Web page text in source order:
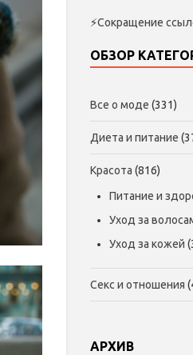
⚡Сокращение
ОБЗОР
Все о моде (331)
Диета и питание
Красота (816)
Питание и
Уход за
Уход за кожей
Секс и отношения
АРХИВ